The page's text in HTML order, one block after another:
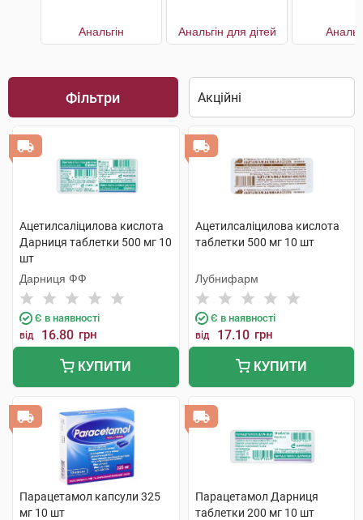
Анальгін Анальгін для дітей
Фільтри
Ацетилсаліцилова кислота
Дарниця таблетки 500 мг 10
шт
Дарниця ФФ
Є в наявності
від 16.80 грн
КУПИТИ
Ацетилсаліцилова кислота
таблетки 500 мг 10 шт
Лубнифарм
Є в наявності
від 17.10 грн
КУПИТИ
Парацетамол капсули 325
мг 10 шт
Парацетамол Дарниця
таблетки 200 мг 10 шт